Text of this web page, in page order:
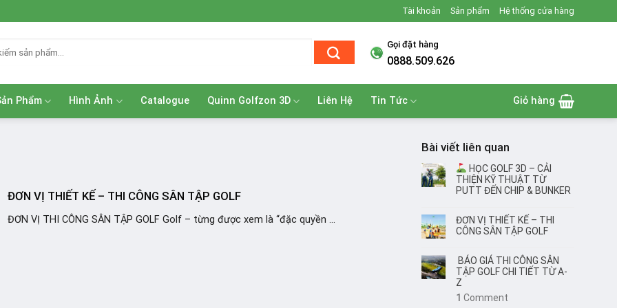
Tài khoản Sản phẩm Hệ thống cửa hàng
Gọi đặt hàng
0888.509.626
Phẩm Hình Ảnh Catalogue Quinn Golfzon 3D Liên Hệ Tin Tức Giỏ hàng
ĐƠN VỊ THIẾT KẾ – THI CÔNG SÂN TẬP GOLF
ĐƠN VỊ THI CÔNG SÂN TẬP GOLF Golf – từng được xem là “đặc quyền ...
Bài viết liên quan
HỌC GOLF 3D – CẢI
THIỆN KỸ THUẬT TỪ
PUTT ĐẾN CHIP & BUNKER
ĐƠN VỊ THIẾT KẾ – THI
CÔNG SÂN TẬP GOLF
BÁO GIÁ THI CÔNG SÂN
TẬP GOLF CHI TIẾT TỪ A-
Z
1 Comment